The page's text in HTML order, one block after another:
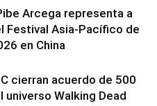
Arcega representa a
Festival Asia-Pacífico de
en China
cierran acuerdo de 500
universo Walking Dead